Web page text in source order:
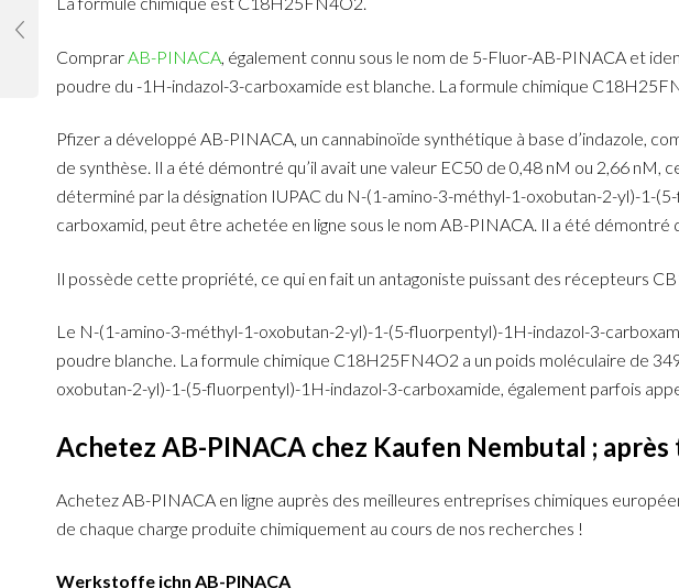
ComprarAB-PINACA, également connu sous le nom de 5-Fluor-AB-PINACA et
poudre du -1H-indazol-3-carboxamide est blanche. La formule chimique
Pfizer a développé AB-PINACA, un cannabinoïde synthétique à base d’indazole,
de synthèse. Il a été démontré qu’il avait une valeur EC50 de 0,48 nM ou 2,66
déterminé par la désignation IUPAC du N-(1-amino-3-méthyl-1-oxobutan-2-yl)-1-
carboxamid, peut être achetée en ligne sous le nom AB-PINACA. Il a été démontré
Il possède cette propriété, ce qui en fait un antagoniste puissant des récepteurs
Le N-(1-amino-3-méthyl-1-oxobutan-2-yl)-1-(5-fluorpentyl)-1H-indazol-3-
poudre blanche. La formule chimique C18H25FN4O2 a un poids moléculaire de
oxobutan-2-yl)-1-(5-fluorpentyl)-1H-indazol-3-carboxamide, également parfois
Achetez AB-PINACA chez Kaufen Nembutal ;
Achetez AB-PINACA en ligne auprès des meilleures entreprises chimiques
de chaque charge produite chimiquement au cours de nos recherches !
Werkstoffe ichn AB-PINACA